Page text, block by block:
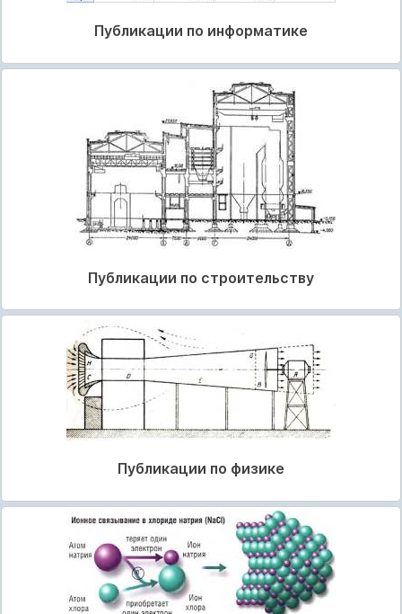
Публикации по информатике
Публикации по строительству
Публикации по физике